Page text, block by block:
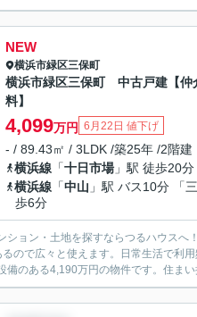
NEW
横浜市緑区三保町
横浜市緑区三保町 中古戸建【仲
料】
4,099万円 6月22日 値下げ
- / 89.43㎡ / 3LDK /築25年 /2階建
横浜線 「十日市場」駅 徒歩20分
横浜線 「中山 」駅 バス10分 「
歩6分
ション・土地を探すならつるハウス
ので広々と使えます。日常生活で利
備のある4,190万円の物件です。住ま